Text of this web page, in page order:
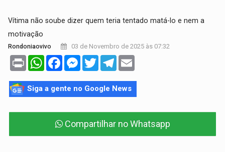
Vítima não soube dizer quem teria tentado matá-lo e nem a
motivação
Rondoniaovivo 03 de Novembro de 2025 às 07:32
Print WhatsAppFacebookMessenger
TwitterTelegram
Siga a gente no Google News
Compartilhar no Whatsapp